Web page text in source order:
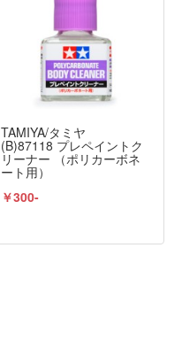
TAMIYA/タミヤ
(B)87118 プレペイントク
リーナー （ポリカーボネ
ート用）
￥300-